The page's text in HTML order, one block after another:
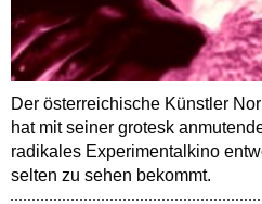
Der österreichische Künstler
hat mit seiner grotesk
radikales Experimentalkino
selten zu sehen bekommt.